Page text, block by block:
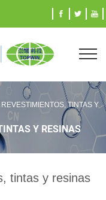
TINTAS Y
Y RESINAS
tintas y resinas